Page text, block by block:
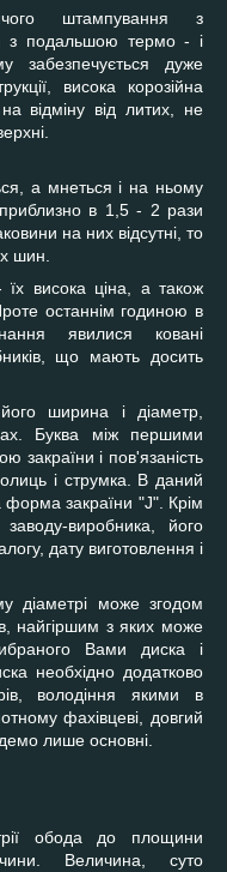
штампування з
з подальшою термо - і
забезпечується дуже
висока корозійна
на відміну від литих, не
а мнеться і на ньому
в 1,5 - 2 рази
на них відсутні, то
шин.
їх висока ціна, а також
останнім годиною в
явилися ковані
що мають досить
ширина і діаметр,
Буква між першими
і пов'язаність
і струмка. В даний
закраїни "J". Крім
виробника, його
дату виготовлення і
діаметрі може згодом
найгіршим з яких може
Вами диска і
необхідно додатково
володіння якими в
фахівцеві, довгий
лише основні.
обода до площини
Величина, суто